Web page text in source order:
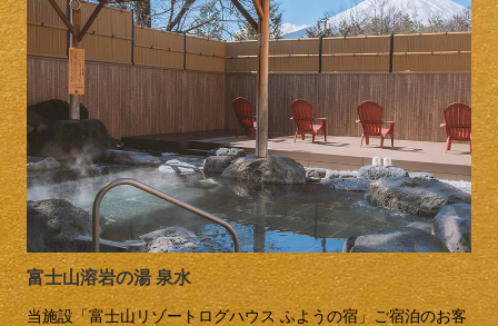
富士山溶岩の湯 泉水
当施設「富士山リゾートログハウス ふようの宿」ご宿泊のお客